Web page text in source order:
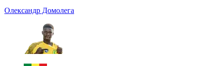
Олександр Домолега